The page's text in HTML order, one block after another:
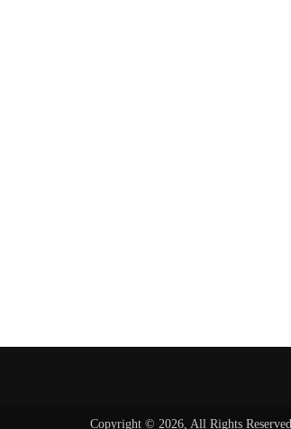
Copyright © 2026, All Rights Reserved